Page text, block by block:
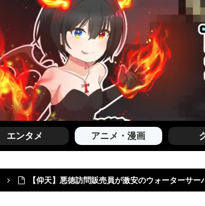
エンタメ アニメ・漫画
【仰天】悪徳訪問販売員が激安のウォーターサ